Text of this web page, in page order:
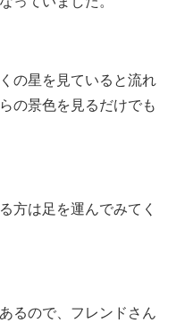
の星を見ていると流れ
の景色を見るだけでも
方は足を運んでみてく
るので、フレンドさん